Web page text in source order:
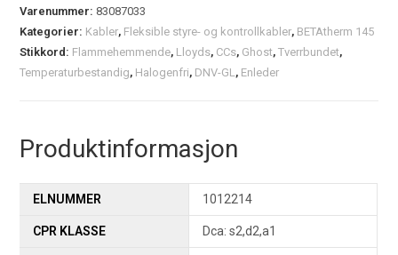
Varenummer:83087033
Kategorier: Kabler, Fleksible styre- og kontrollkabler, BETAtherm 145
Stikkord: Flammehemmende, Lloyds, CCs, Ghost,Tverrbundet,
Temperaturbestandig, Halogenfri, DNV-GL, Enleder
Produktinformasjon
ELNUMMER 1012214
CPR KLASSE Dca: s2,d2,a1